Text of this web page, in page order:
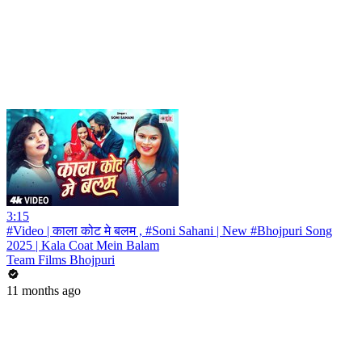
3:15
#Video | काला कोट मे बलम , #Soni Sahani | New #Bhojpuri Song
2025 | Kala Coat Mein Balam
Team Films Bhojpuri
11 months ago